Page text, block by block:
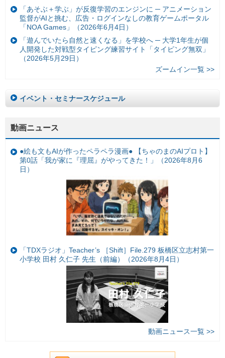
「あそぶ＋学ぶ」が反復学習のエンジンに ─ アニメーション
監督がAIと挑む、広告・ログインなしの教育ゲームポータル
「NOA Games」（2026年6月4日）
「遊んでいたら自然と速くなる」を学校へ ─ 大学1年生が個
人開発した対戦型タイピング練習サイト「タイピング無双」
（2026年5月29日）
ズームイン一覧 >>
イベント・セミナースケジュール
動画ニュース
●絵も文もAIが作ったペラペラ漫画● 【ちゃのまのAIプロト】
第0話「我が家に『理屈』がやってきた！」（2026年8月6
日）
「TDXラジオ」Teacher’s ［Shift］File.279 板橋区立志村第一
小学校 田村 久仁子 先生（前編）（2026年8月4日）
動画ニュース一覧 >>